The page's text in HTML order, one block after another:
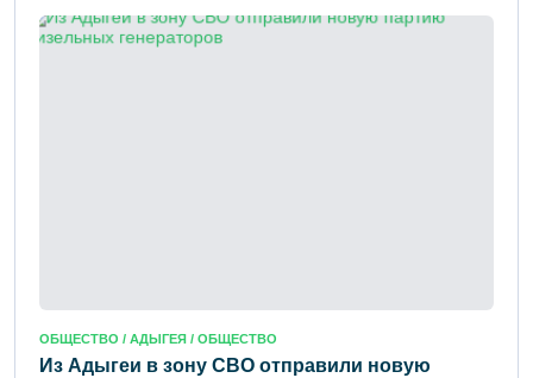
ОБЩЕСТВО / АДЫГЕЯ / ОБЩЕСТВО
Из Адыгеи в зону СВО отправили новую